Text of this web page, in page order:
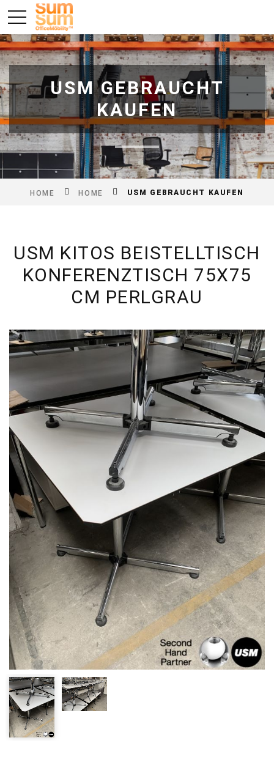
USM GEBRAUCHT
KAUFEN
HOME HOME USM GEBRAUCHT KAUFEN
USM KITOS BEISTELLTISCH
KONFERENZTISCH 75X75
CM PERLGRAU